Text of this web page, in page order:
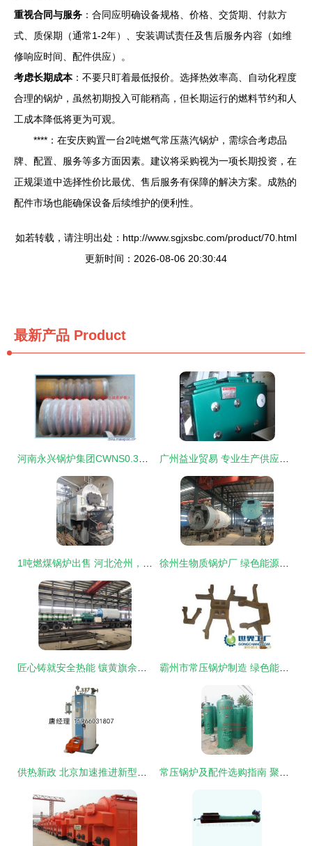
重视合同与服务 ：合同应明确设备规格、价格、交货期、付款方
式、质保期（通常1-2年）、安装调试责任及售后服务内容（如维
修响应时间、配件供应）。
考虑长期成本：不要只盯着最低报价。选择热效率高、自动化程度
合理的锅炉，虽然初期投入可能稍高，但长期运行的燃料节约和人
工成本降低将更为可观。
****：在安庆购置一台2吨燃气常压蒸汽锅炉，需综合考虑品
牌、配置、服务等多方面因素。建议将采购视为一项长期投资，在
正规渠道中选择性价比最优、售后服务有保障的解决方案。成熟的
配件市场也能确保设备后续维护的便利性。
如若转载，请注明出处：http://www.sgjxsbc.com/product/70.html
更新时间：2026-08-06 20:30:44
最新产品 Product